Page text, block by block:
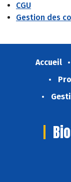
CGU
Gestion des
Accueil